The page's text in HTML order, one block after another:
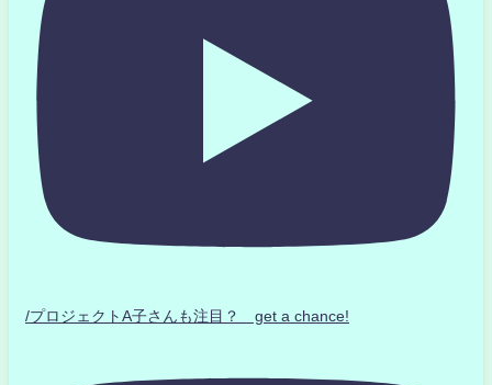
/プロジェクトA子さんも注目？ get a chance!